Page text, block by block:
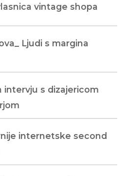
vintage shopa
Ljudi s margina
intervju s dizajericom
internetske second